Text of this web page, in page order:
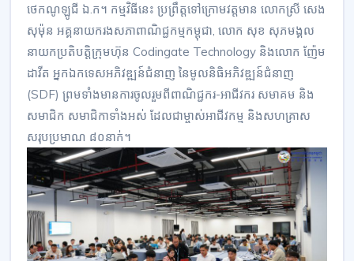
ថេកណូឡូជី ឯ.ក។ កម្មវិធីនេះ ប្រព្រឹត្តទៅក្រោមវត្តមាន លោកស្រី សេង
សុម៉ុន អគ្គនាយករងសភាពាណិជ្ជកម្មកម្ពុជា, លោក សុខ សុភមង្គល
នាយកប្រតិបត្តិក្រុមហ៊ុន Codingate Technology និងលោក ញ៉ែម
ដាវីត អ្នកឯកទេសអភិវឌ្ឍន៍ជំនាញ នៃមូលនិធិអភិវឌ្ឍន៍ជំនាញ
(SDF) ព្រមទាំងមានការចូលរួមពីពាណិជ្ជករ-អាជីវករ សមាគម និង
សមាជិក សមាជិកាទាំងអស់ ដែលជាម្ចាស់អាជីវកម្ម និងសហគ្រាស
សរុបប្រមាណ ៨០នាក់។